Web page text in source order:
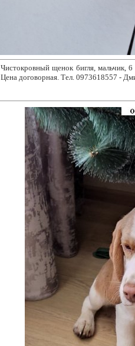
Чистокровный щенок бигля, мальчик, 6
Цена договорная. Тел. 0973618557 -